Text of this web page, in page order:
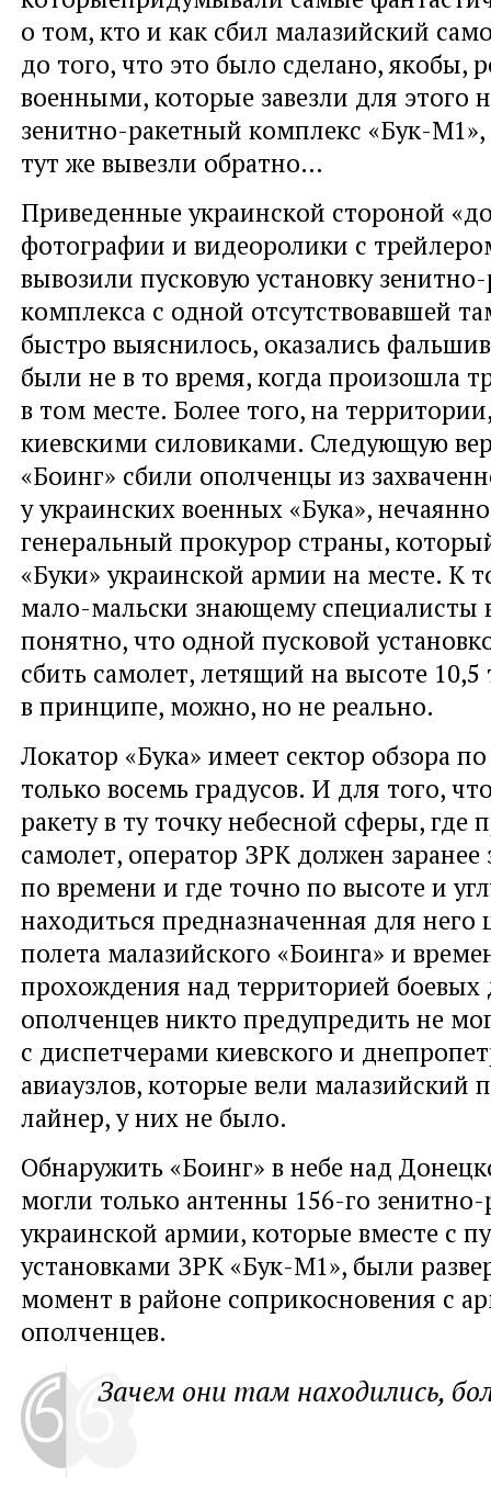
о том, кто и как сбил малазийский
до того, что это было сделано, якобы,
военными, которые завезли для этого
зенитно-ракетный комплекс «Бук-М1»,
тут же вывезли обратно…
Приведенные украинской стороной
фотографии и видеоролики с
вывозили пусковую установку
комплекса с одной отсутствовавшей
быстро выяснилось, оказались
были не в то время, когда произошла
в том месте. Более того, на
киевскими силовиками. Следующую
«Боинг» сбили ополченцы из
у украинских военных «Бука»,
генеральный прокурор страны,
«Буки» украинской армии на месте. К
мало-мальски знающему специалисты
понятно, что одной пусковой
сбить самолет, летящий на высоте
в принципе, можно, но не реально.
Локатор «Бука» имеет сектор обзора
только восемь градусов. И для того,
ракету в ту точку небесной сферы, где
самолет, оператор ЗРК должен заранее
по времени и где точно по высоте и
находиться предназначенная для него
полета малазийского «Боинга» и
прохождения над территорией боевых
ополченцев никто предупредить не
с диспетчерами киевского и
авиаузлов, которые вели малазийский
лайнер, у них не было.
Обнаружить «Боинг» в небе над
могли только антенны 156-го зенитно-
украинской армии, которые вместе с
установками ЗРК «Бук-М1», были
момент в районе соприкосновения с
ополченцев.
Зачем они там находились,